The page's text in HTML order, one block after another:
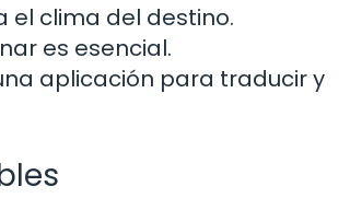
el clima del destino.
es esencial.
aplicación para traducir y